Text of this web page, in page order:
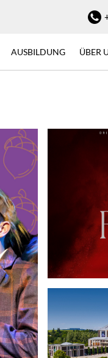
AUSBILDUNG ÜBER